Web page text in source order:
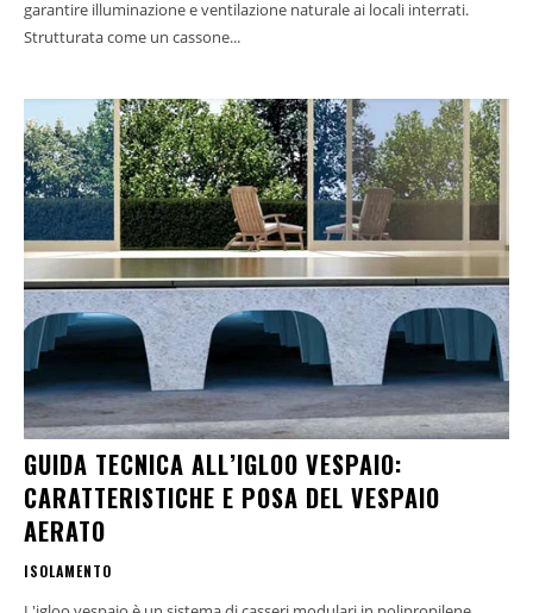
garantire illuminazione e ventilazione naturale ai locali interrati.
Strutturata come un cassone...
GUIDA TECNICA ALL’IGLOO VESPAIO:
CARATTERISTICHE E POSA DEL VESPAIO
AERATO
ISOLAMENTO